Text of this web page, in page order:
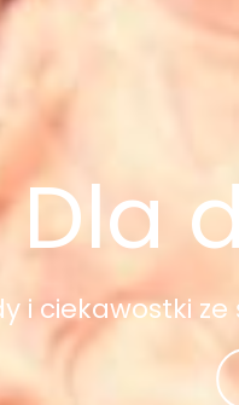
Dla
i ciekawostki